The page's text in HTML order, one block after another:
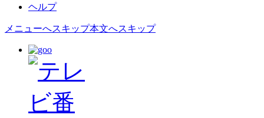
ヘルプ
メニューへスキップ本文へスキップ